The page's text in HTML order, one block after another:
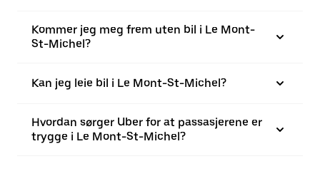
Kommer jeg meg frem uten bil i Le Mont-
St-Michel?
Kan jeg leie bil i Le Mont-St-Michel?
Hvordan sørger Uber for at passasjerene er
trygge i Le Mont-St-Michel?